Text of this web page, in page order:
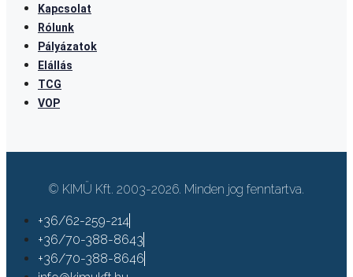
Kapcsolat
Rólunk
Pályázatok
Elállás
TCG
VOP
© KIMÜ Kft. 2003-2026. Minden jog fenntartva.
+36/62-259-214
+36/70-388-8643
+36/70-388-8646